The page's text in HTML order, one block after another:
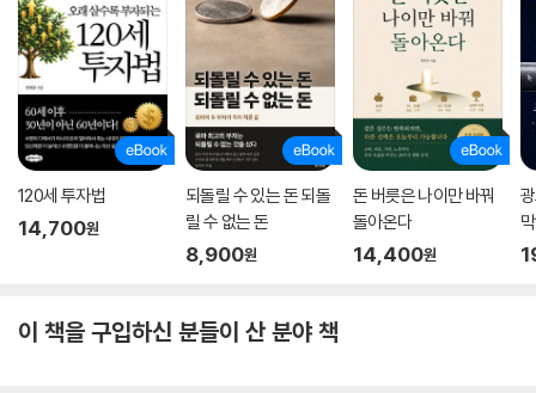
120세 투자법
14,700원
되돌릴 수 있는 돈 되돌
릴 수 없는 돈
8,900원
돈 버릇은 나이만 바꿔
돌아온다
14,400원
이 책을 구입하신 분들이 산 분야 책